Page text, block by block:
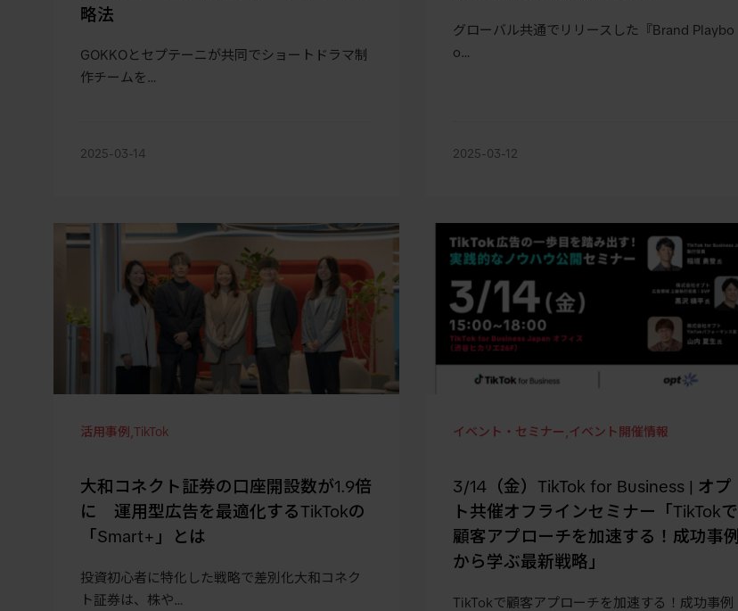
略法
GOKKOとセプテーニが共同でショートドラマ制
作チームを…
2025-03-14
グローバル共通でリリースした『Brand Playbo
o…
2025-03-12
活用事例 ,TikTok
大和コネクト証券の口座開設数が1.9倍
に 運用型広告を最適化するTikTokの
「Smart+」とは
投資初心者に特化した戦略で差別化大和コネク
ト証券は、株や…
イベント・セミナー , イベント開催情報
3/14（金）TikTok for Business | オプ
ト共催オフラインセミナー「TikTokで
顧客アプローチを加速する！成功事例
から学ぶ最新戦略」
TikTokで顧客アプローチを加速する！成功事例